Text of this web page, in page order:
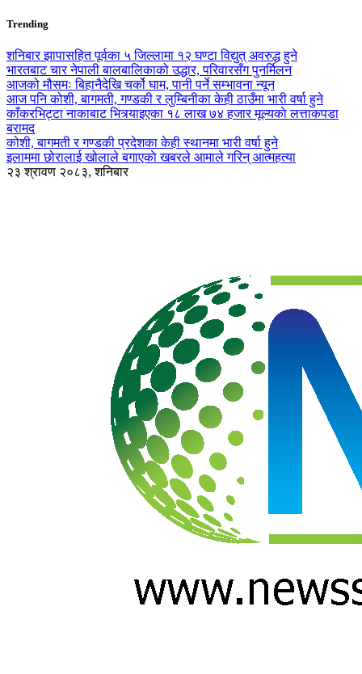
Trending
शनिबार झापासहित पूर्वका ५ जिल्लामा १२ घण्टा विद्युत् अवरुद्ध हुने
भारतबाट चार नेपाली बालबालिकाको उद्धार, परिवारसँग पुनर्मिलन
आजको मौसमः बिहानैदेखि चर्को घाम, पानी पर्ने सम्भावना न्यून
आज पनि कोशी, बागमती, गण्डकी र लुम्बिनीका केही ठाउँमा भारी वर्षा हुने
काँकरभिट्टा नाकाबाट भित्र्याइएका १८ लाख ७४ हजार मूल्यकाे लत्ताकपडा
बरामद
कोशी, बागमती र गण्डकी प्रदेशका केही स्थानमा भारी वर्षा हुने
इलाममा छोरालाई खोलाले बगाएकाे खबरले आमाले गरिन् आत्महत्या
२३ श्रावण २०८३, शनिबार